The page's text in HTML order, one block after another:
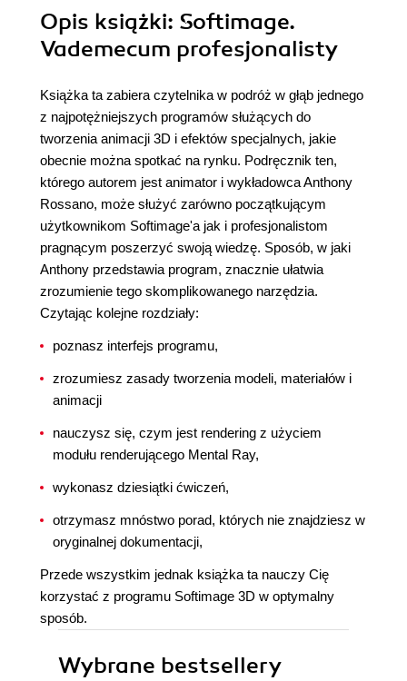
Opis książki: Softimage.
Vademecum profesjonalisty
Książka ta zabiera czytelnika w podróż w głąb jednego
z najpotężniejszych programów służących do
tworzenia animacji 3D i efektów specjalnych, jakie
obecnie można spotkać na rynku. Podręcznik ten,
którego autorem jest animator i wykładowca Anthony
Rossano, może służyć zarówno początkującym
użytkownikom Softimage'a jak i profesjonalistom
pragnącym poszerzyć swoją wiedzę. Sposób, w jaki
Anthony przedstawia program, znacznie ułatwia
zrozumienie tego skomplikowanego narzędzia.
Czytając kolejne rozdziały:
poznasz interfejs programu,
zrozumiesz zasady tworzenia modeli, materiałów i
animacji
nauczysz się, czym jest rendering z użyciem
modułu renderującego Mental Ray,
wykonasz dziesiątki ćwiczeń,
otrzymasz mnóstwo porad, których nie znajdziesz w
oryginalnej dokumentacji,
Przede wszystkim jednak książka ta nauczy Cię
korzystać z programu Softimage 3D w optymalny
sposób.
Wybrane bestsellery